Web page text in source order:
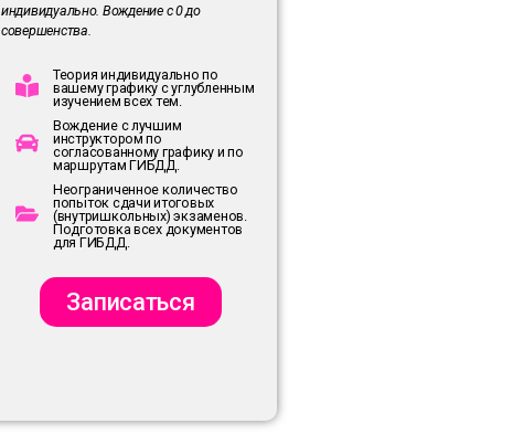
индивидуально. Вождение с 0 до
совершенства.
Теория индивидуально по
вашему графику с углубленным
изучением всех тем.
Вождение с лучшим
инструктором по
согласованному графику и по
маршрутам ГИБДД.
Неограниченное количество
попыток сдачи итоговых
(внутришкольных) экзаменов.
Подготовка всех документов
для ГИБДД.
Записаться